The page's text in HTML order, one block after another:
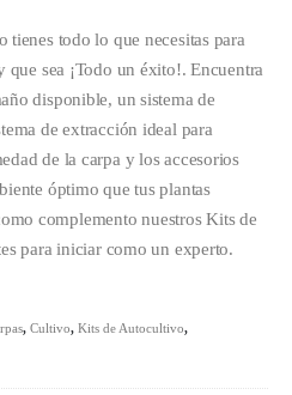
todo lo que necesitas para
sea ¡Todo un éxito!. Encuentra
disponible, un sistema de
de extracción ideal para
de la carpa y los accesorios
óptimo que tus plantas
complemento nuestros Kits de
para iniciar como un experto.
, Cultivo, Kits de Autocultivo,